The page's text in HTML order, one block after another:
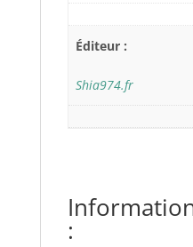
Éditeur :
Shia974.fr
: